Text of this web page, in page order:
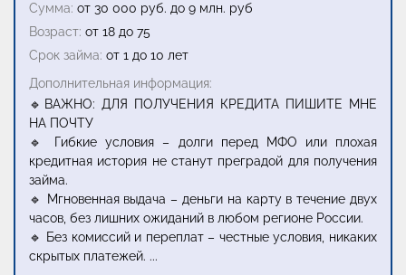
Сумма: от 30 000 руб. до 9 млн. руб
Возраст: от 18 до 75
Срок займа: от 1 до 10 лет
Дополнительная информация:
🔹ВАЖНО: ДЛЯ ПОЛУЧЕНИЯ КРЕДИТА ПИШИТЕ МНЕ
НА ПОЧТУ
🔹 Гибкие условия – долги перед МФО или плохая
кредитная история не станут преградой для получения
займа.
🔹 Мгновенная выдача – деньги на карту в течение двух
часов, без лишних ожиданий в любом регионе России.
🔹 Без комиссий и переплат – честные условия, никаких
скрытых платежей. ...